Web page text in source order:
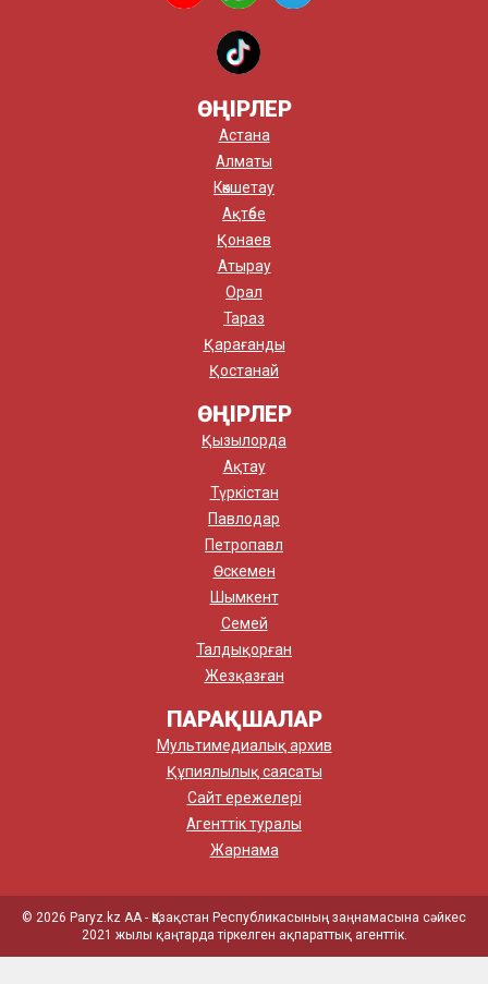
ӨҢІРЛЕР
Астана
Алматы
Көкшетау
Ақтөбе
Қонаев
Атырау
Орал
Тараз
Қарағанды
Қостанай
ӨҢІРЛЕР
Қызылорда
Ақтау
Түркістан
Павлодар
Петропавл
Өскемен
Шымкент
Семей
Талдықорған
Жезқазған
ПАРАҚШАЛАР
Мультимедиалық архив
Құпиялылық саясаты
Сайт ережелері
Агенттік туралы
Жарнама
© 2026 Paryz.kz АА - Қазақстан Республикасының заңнамасына сәйкес
2021 жылы қаңтарда тіркелген ақпараттық агенттік.